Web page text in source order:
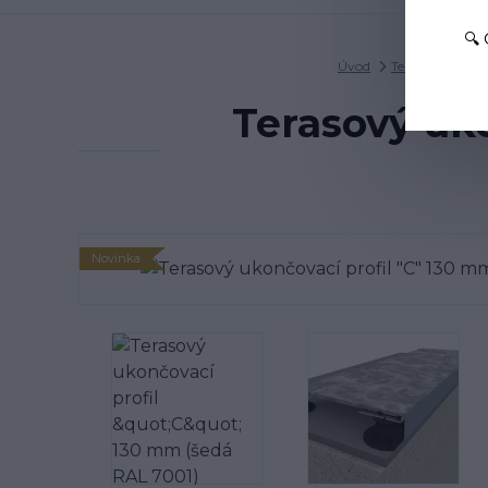
Úvod Terasové
Terasový
Novinka
🔍